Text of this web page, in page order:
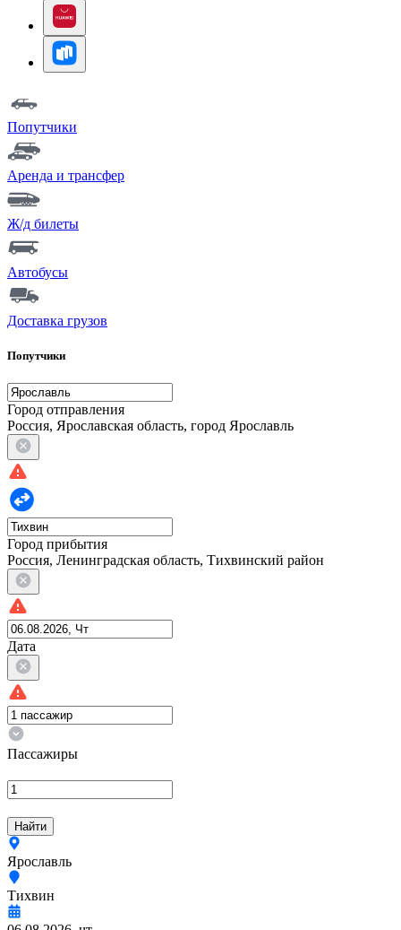
Попутчики
Аренда и трансфер
Ж/д билеты
Автобусы
Доставка грузов
Попутчики
Город отправления
Россия, Ярославская область, город Ярославль
Город прибытия
Россия, Ленинградская область, Тихвинский район
Дата
Пассажиры
Найти
Ярославль
Тихвин